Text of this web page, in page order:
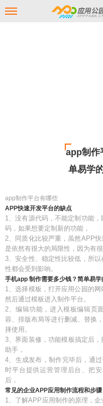
app制作
单易学
app制作平台有哪些
APP快速开发平台的缺点
1、没有源代码，不能定制功能
码，如果想要定制新的功能，
2、同质化比较严重，虽然APP
是依然有很大的局限性，因为有
3、安全性、稳定性比较低，所
性都会受到影响。
手机app 制作需要多少钱？简单易
1、选择模板，打开应用公园的
然后通过模板进入制作平台。
2、编辑功能，进入模板编辑页
容、排版布局等进行删减、替换
择使用。
3、界面装修，功能模板搞定后
助手，
4、生成发布，制作完毕后，通
时平台提供运营管理后台、把
后，
常见的企业APP应用制作流程和步骤
1、了解APP应用制作的原理，